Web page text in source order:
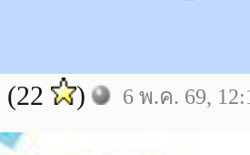
(22 ) 6 พ.ค. 69,